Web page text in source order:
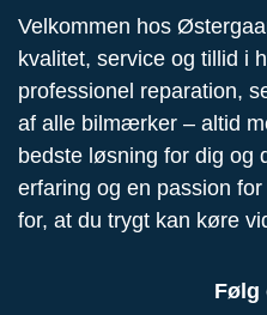
Velkommen hos
kvalitet, service og tillid i
professionel reparation,
af alle bilmærker – altid
bedste løsning for dig og
erfaring og en passion
for, at du trygt kan køre
Følg